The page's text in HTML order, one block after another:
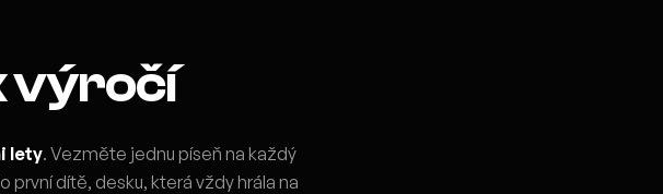
výročí
lety. Vezměte jednu píseň na každý
první dítě, desku, která vždy hrála na